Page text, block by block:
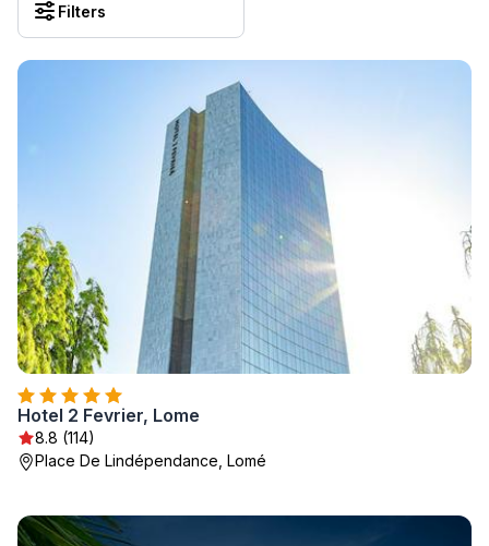
Filters
Hotel 2 Fevrier, Lome
8.8 (114)
Place De Lindépendance, Lomé